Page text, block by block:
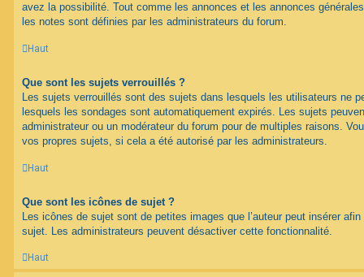
avez la possibilité. Tout comme les annonces et les annonces
les notes sont définies par les administrateurs du forum.
Haut
Que sont les sujets verrouillés ?
Les sujets verrouillés sont des sujets dans lesquels les utilisateurs ne
lesquels les sondages sont automatiquement expirés. Les sujets
administrateur ou un modérateur du forum pour de multiples raisons.
vos propres sujets, si cela a été autorisé par les administrateurs.
Haut
Que sont les icônes de sujet ?
Les icônes de sujet sont de petites images que l’auteur peut insérer
sujet. Les administrateurs peuvent désactiver cette fonctionnalité.
Haut